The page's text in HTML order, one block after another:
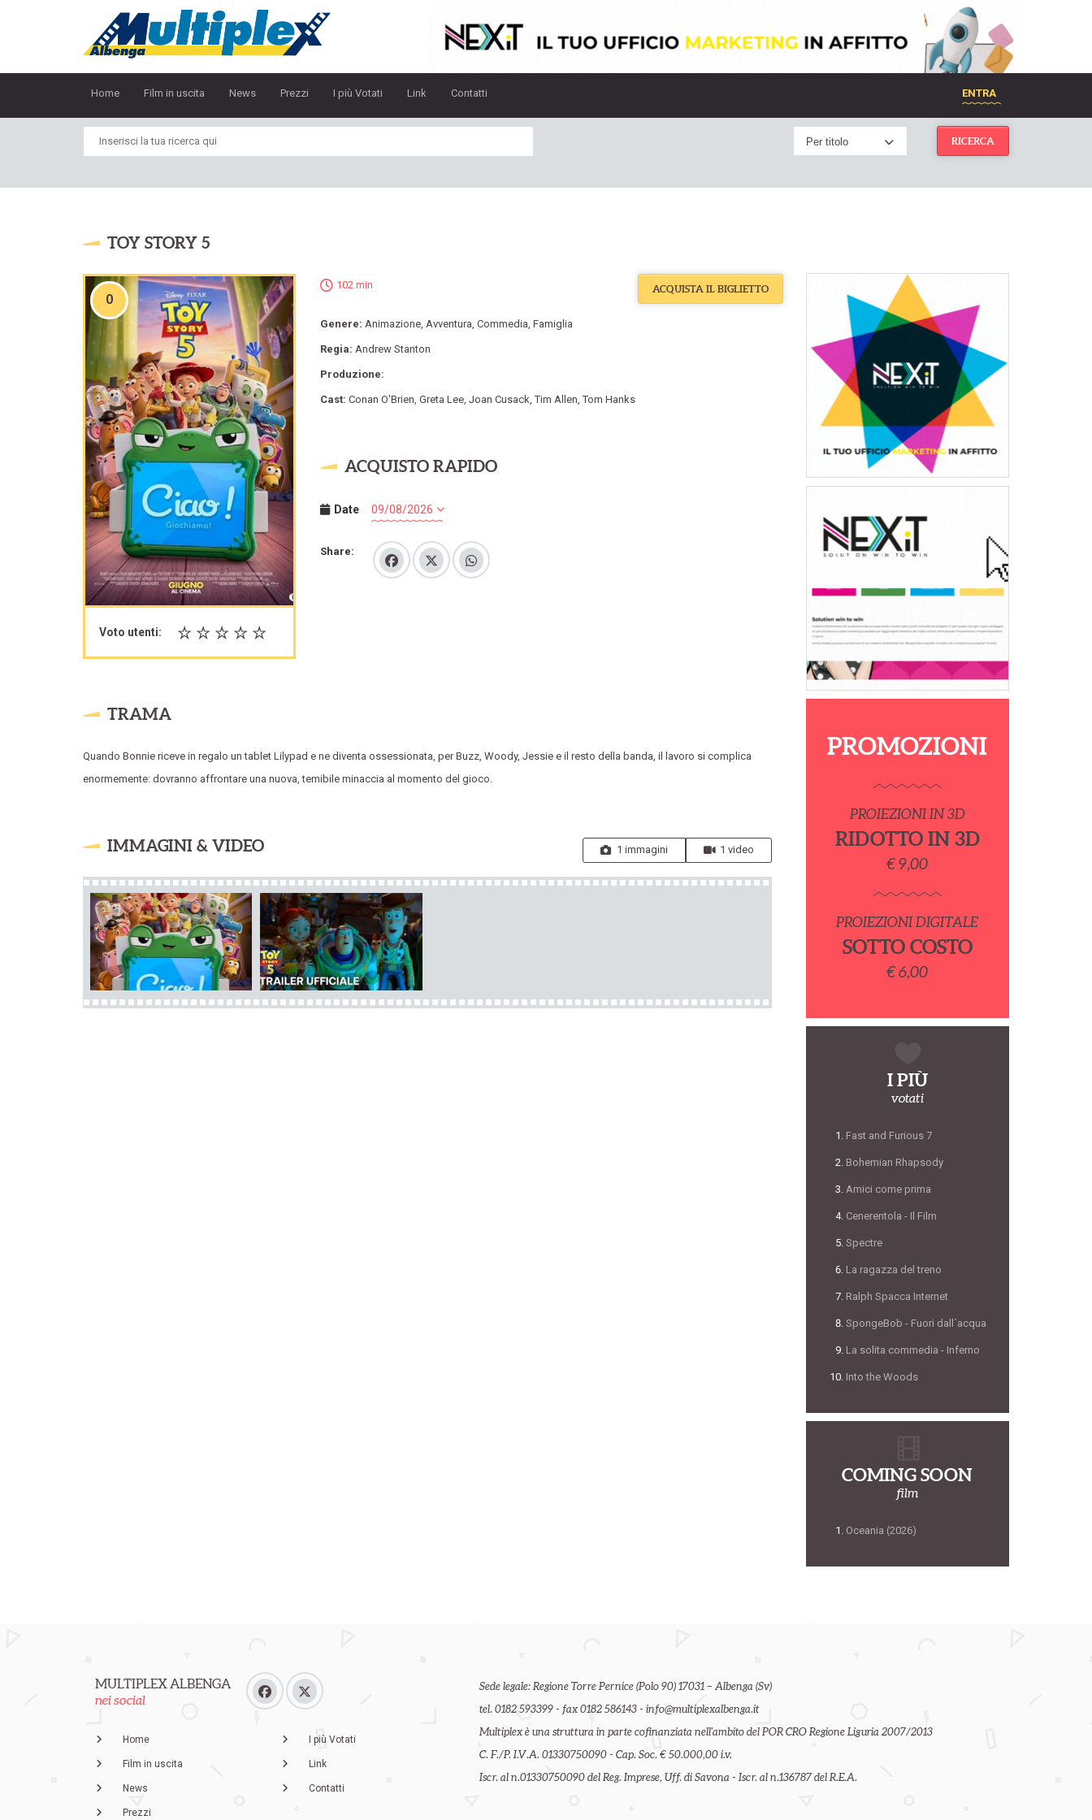
Home Film in uscita News Prezzi I più Votati Link Contatti ENTRA
Per titolo RICERCA
TOY STORY 5
0
Voto utenti:
102 min
Genere:Animazione,Avventura,Commedia,Famiglia
Regia:Andrew Stanton
Produzione:
Cast:Conan O'Brien,Greta Lee,Joan Cusack,Tim Allen,Tom Hanks
ACQUISTA IL BIGLIETTO
ACQUISTO RAPIDO
Date
Share:
TRAMA
Quando Bonnie riceve in regalo un tablet Lilypad e ne diventa ossessionata, per Buzz, Woody, Jessie e il resto della banda, il lavoro si complica
enormemente: dovranno affrontare una nuova, temibile minaccia al momento del gioco.
IMMAGINI & VIDEO 1 immagini 1 video
PROMOZIONI
PROIEZIONI IN 3D
RIDOTTO IN 3D
€ 9,00
PROIEZIONI DIGITALE
SOTTO COSTO
€ 6,00
I PIÙ
votati
Fast and Furious 7
Bohemian Rhapsody
Amici come prima
Cenerentola - Il Film
Spectre
La ragazza del treno
Ralph Spacca Internet
SpongeBob - Fuori dall´acqua
La solita commedia - Inferno
Into the Woods
COMING SOON
film
Oceania (2026)
MULTIPLEX ALBENGA
nei social
Home
Film in uscita
News
Prezzi
I più Votati
Link
Contatti
Sede legale: Regione Torre Pernice (Polo 90) 17031 – Albenga (Sv)
tel. 0182 593399 - fax 0182 586143 - info@multiplexalbenga.it
Multiplex è una struttura in parte cofinanziata nell'ambito del POR CRO Regione Liguria 2007/2013
C. F./P. I.V.A. 01330750090 - Cap. Soc. € 50.000,00 i.v.
Iscr. al n.01330750090 del Reg. Imprese, Uff. di Savona - Iscr. al n.136787 del R.E.A.